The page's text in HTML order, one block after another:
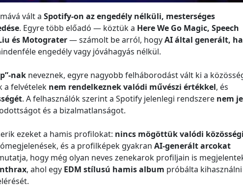
vált a Spotify-on az engedély nélküli, mesterséges
. Egyre több előadó — köztük a Here We Go Magic, Speech
és Motograter— számolt be arról, hogyAI által generált,
engedély vagy jóváhagyás nélkül.
nak neveznek, egyre nagyobb felháborodást vált ki a
a felvételek nem rendelkeznek valódi művészi értékkel, és
. A felhasználók szerint a Spotify jelenlegi rendszere nem
és a bizalmatlanságot.
ezeket a hamis profilokat: nincs mögöttük valódi közösségi
és a profilképek gyakran AI-generált arcokat
hogy még olyan neves zenekarok profiljain is
, ahol egy EDM stílusú hamis album próbálta kihasználni